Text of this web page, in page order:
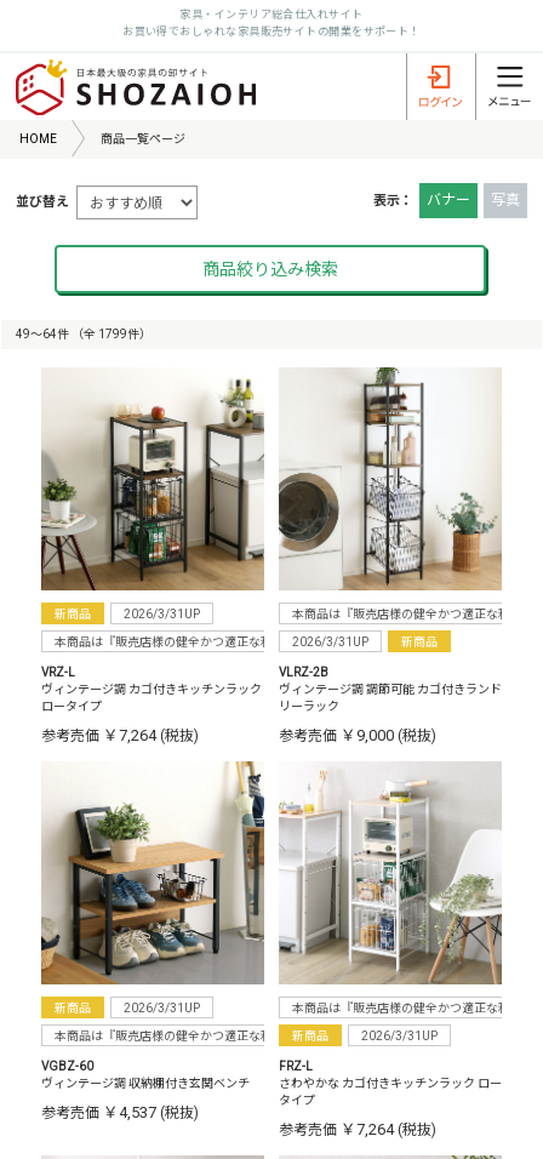
家具・インテリア総合仕入れサイト
お買い得でおしゃれな家具販売サイトの開業をサポート！
HOME 商品一覧ページ
表示： バナー 写真
並び替え
商品絞り込み検索
49〜64件 （全 1799件）
新商品 2026/3/31UP
本商品は『販売店様の健全かつ適正な利益確保のため指定価格制度に準拠した販売』をお
VRZ-L
ヴィンテージ調 カゴ付きキッチンラック
ロータイプ
参考売価 ￥7,264 (税抜)
本商品は『販売店様の健全かつ適正な利益確
2026/3/31UP 新商品
VLRZ-2B
ヴィンテージ調 調節可能 カゴ付きランド
リーラック
参考売価 ￥9,000 (税抜)
新商品 2026/3/31UP
本商品は『販売店様の健全かつ適正な利益確保のため指定価格制度に準拠した販売』をお
VGBZ-60
ヴィンテージ調 収納棚付き玄関ベンチ
参考売価 ￥4,537 (税抜)
本商品は『販売店様の健全かつ適正な利益確
新商品 2026/3/31UP
FRZ-L
さわやかな カゴ付きキッチンラック ロー
タイプ
参考売価 ￥7,264 (税抜)